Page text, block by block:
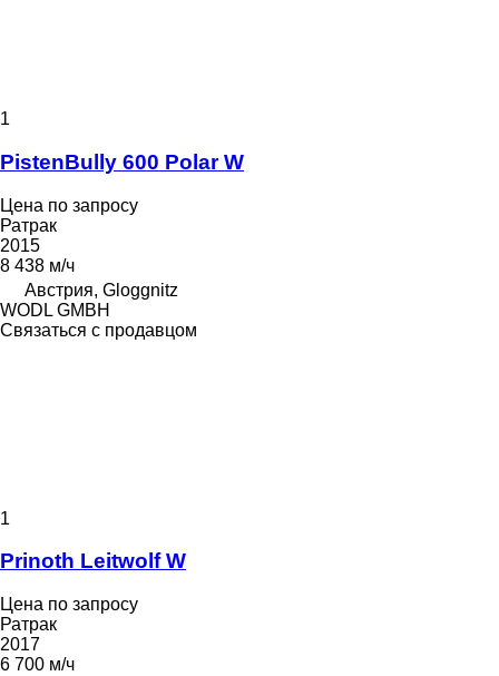
1
PistenBully 600 Polar W
Цена по запросу
Ратрак
2015
8 438 м/ч
Австрия, Gloggnitz
WODL GMBH
Связаться с продавцом
1
Prinoth Leitwolf W
Цена по запросу
Ратрак
2017
6 700 м/ч